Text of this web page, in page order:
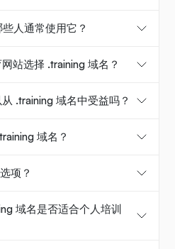
人通常使用它？
站选择 .training 域名？
.training 域名中受益吗？
域名？
项？
域名是否适合个人培训